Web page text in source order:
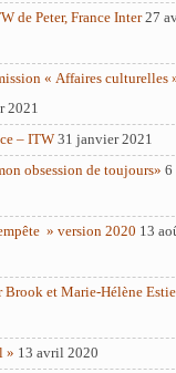
de Peter, France Inter 27
« Affaires culturelles
2021
– ITW 31 janvier 2021
obsession de toujours» 6
» version 2020 13
Brook et Marie-Hélène
» 13 avril 2020